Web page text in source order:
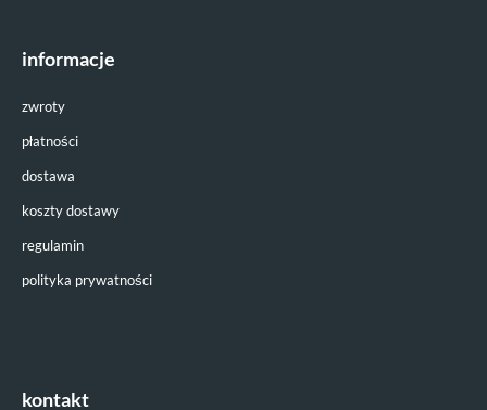
informacje
zwroty
płatności
dostawa
koszty dostawy
regulamin
polityka prywatności
kontakt